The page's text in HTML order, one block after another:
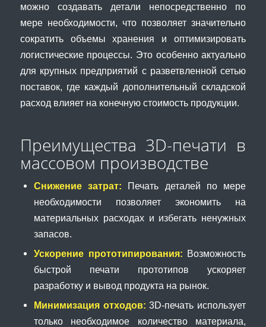
можно создавать детали непосредственно по
мере необходимости, что позволяет значительно
сократить объемы хранения и оптимизировать
логистические процессы. Это особенно актуально
для крупных предприятий с разветвленной сетью
поставок, где каждый дополнительный складской
расход влияет на конечную стоимость продукции.
Преимущества 3D-печати в
массовом производстве
Снижение затрат: Печать деталей по мере
необходимости позволяет экономить на
материальных расходах и избегать ненужных
запасов.
Ускорение прототипирования: Возможность
быстрой печати прототипов ускоряет
разработку и вывод продукта на рынок.
Минимизация отходов: 3D-печать использует
только необходимое количество материала,